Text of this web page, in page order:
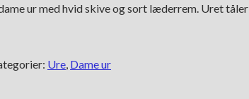
ur med hvid skive og sort læderrem. Uret
Ure, Dame ur